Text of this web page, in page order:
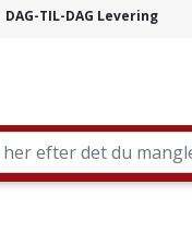
Branchens hurtigste levering
DAG-TIL-DAG Levering